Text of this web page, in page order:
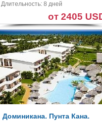
Длительность: 8 дней
от 2405
Доминикана. Пунта Кана.